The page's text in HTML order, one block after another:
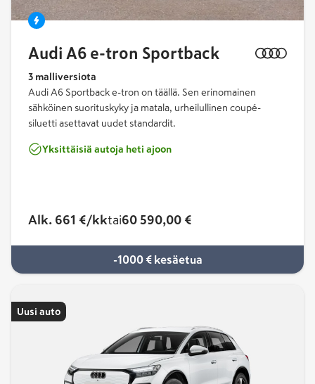
Audi A6 e-tron Sportback
3 malliversiota
Audi A6 Sportback e-tron on täällä. Sen erinomainen
sähköinen suorituskyky ja matala, urheilullinen coupé-
siluetti asettavat uudet standardit.
Yksittäisiä autoja heti ajoon
Alk. 661 €/kktai60 590,00 €
-1000 € kesäetua
Uusi auto